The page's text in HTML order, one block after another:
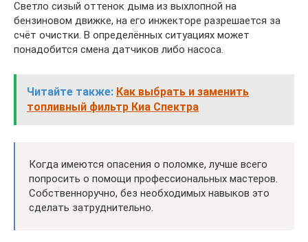
Светло сизый оттенок дыма из выхлопной на
бензиновом движке, на его инжекторе разрешается за
счёт очистки. В определённых ситуациях может
понадобится смена датчиков либо насоса.
Читайте также: Как выбрать и заменить
топливный фильтр Киа Спектра
Когда имеются опасения о поломке, лучше всего
попросить о помощи профессиональных мастеров.
Собственноручно, без необходимых навыков это
сделать затруднительно.